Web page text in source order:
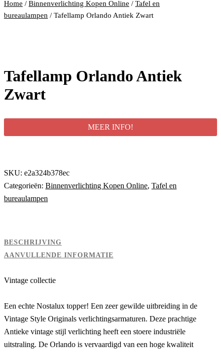
Home / Binnenverlichting Kopen Online / Tafel en
bureaulampen / Tafellamp Orlando Antiek Zwart
Tafellamp Orlando Antiek
Zwart
MEER INFO!
SKU: e2a324b378ec
Categorieën: Binnenverlichting Kopen Online, Tafel en
bureaulampen
BESCHRIJVING
AANVULLENDE INFORMATIE
Vintage collectie
Een echte Nostalux topper! Een zeer gewilde uitbreiding in de
Vintage Style Originals verlichtingsarmaturen. Deze prachtige
Antieke vintage stijl verlichting heeft een stoere industriële
uitstraling. De Orlando is vervaardigd van een hoge kwaliteit